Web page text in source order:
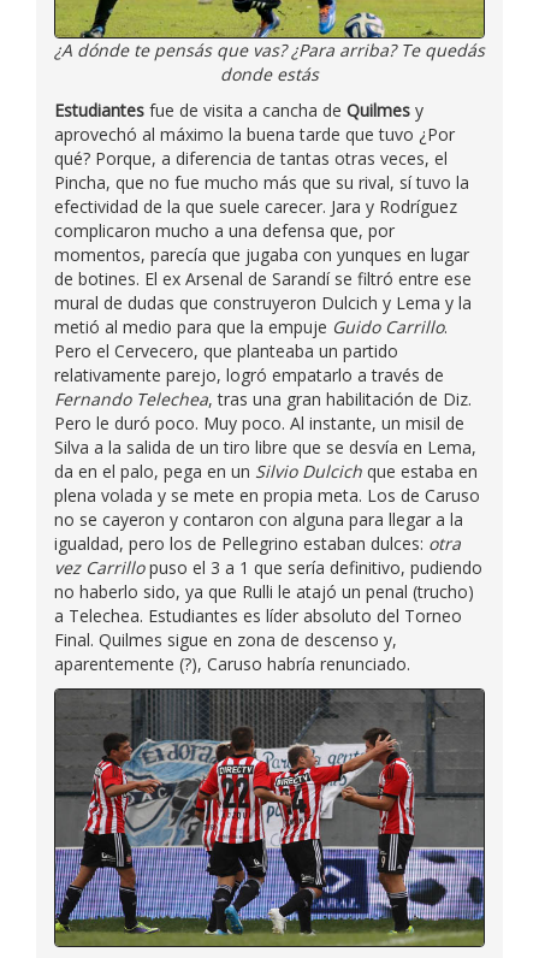
¿A dónde te pensás que vas? ¿Para arriba? Te quedás
donde estás
Estudiantes fue de visita a cancha de Quilmes y
aprovechó al máximo la buena tarde que tuvo ¿Por
qué? Porque, a diferencia de tantas otras veces, el
Pincha, que no fue mucho más que su rival, sí tuvo la
efectividad de la que suele carecer. Jara y Rodríguez
complicaron mucho a una defensa que, por
momentos, parecía que jugaba con yunques en lugar
de botines. El ex Arsenal de Sarandí se filtró entre ese
mural de dudas que construyeron Dulcich y Lema y la
metió al medio para que la empuje Guido Carrillo.
Pero el Cervecero, que planteaba un partido
relativamente parejo, logró empatarlo a través de
Fernando Telechea, tras una gran habilitación de Diz.
Pero le duró poco. Muy poco. Al instante, un misil de
Silva a la salida de un tiro libre que se desvía en Lema,
da en el palo, pega en un Silvio Dulcich que estaba en
plena volada y se mete en propia meta. Los de Caruso
no se cayeron y contaron con alguna para llegar a la
igualdad, pero los de Pellegrino estaban dulces: otra
vez Carrillopuso el 3 a 1 que sería definitivo, pudiendo
no haberlo sido, ya que Rulli le atajó un penal (trucho)
a Telechea. Estudiantes es líder absoluto del Torneo
Final. Quilmes sigue en zona de descenso y,
aparentemente (?), Caruso habría renunciado.